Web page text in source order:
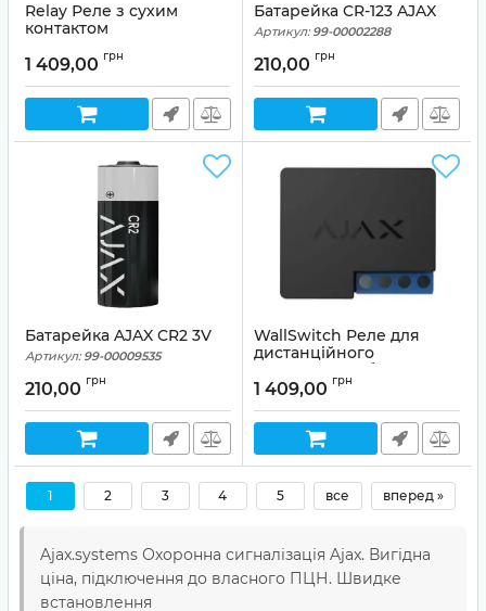
Relay Реле з сухим
контактом
1 409,00 грн
Батарейка CR-123 AJAX
Артикул: 99-00002288
210,00 грн
Батарейка AJAX CR2 3V
Артикул: 99-00009535
210,00 грн
WallSwitch Реле для
дистанційного
керування побутовими
приладами
Артикул: 99-00000103
1 409,00 грн
1 2 3 4 5 все вперед »
Ajax.systems Охоронна сигналізація Ajax. Вигідна
ціна, підключення до власного ПЦН. Швидке
встановлення